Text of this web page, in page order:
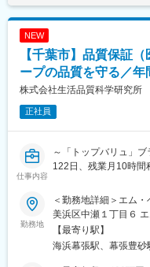
理までを一貫して担
案件全体を統括する”
＼魅力ポイント／
◎ビザビでは、全国展
案に強みを持っており
わる機会が豊富にあり
◎コアタイムなしのフ
に集中しながらもワ
す。
現状は6名が高松を拠
ていますが、関東エ
関東エリアのイベン
す。
NEW
【千葉市】品質保証
ープの品質を守る／
株式会社生活品質科学研究所
正社員
仕事内容
～「トップバリュ」
122日、残業月10時間
■業務内容
医薬品・医薬部外品を
管理業務および製造
す。品質保証～管理ま
勤務地
＜勤務地詳細＞エム
美浜区中瀬１丁目６
海浜幕張駅受動喫煙
める事業所
【最寄り駅】
海浜幕張駅、幕張豊砂